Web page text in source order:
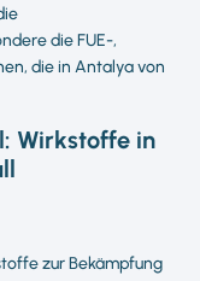
die FUE-,
die in Antalya von
Wirkstoffe in
zur Bekämpfung